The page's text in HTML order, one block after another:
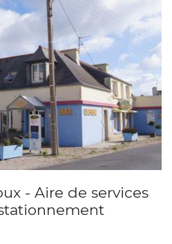
- Aire de services